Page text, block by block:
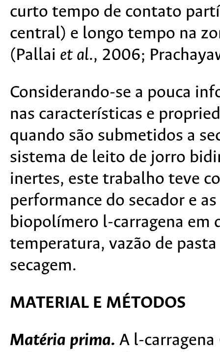
curto tempo de contato
central) e longo tempo na
(Pallai et al., 2006;
Considerando-se a pouca
nas características e
quando são submetidos a
sistema de leito de jorro
inertes, este trabalho teve
performance do secador e
biopolímero l-carragena em
temperatura, vazão de
secagem.
MATERIAL E MÉTODOS
Matéria prima. A l-